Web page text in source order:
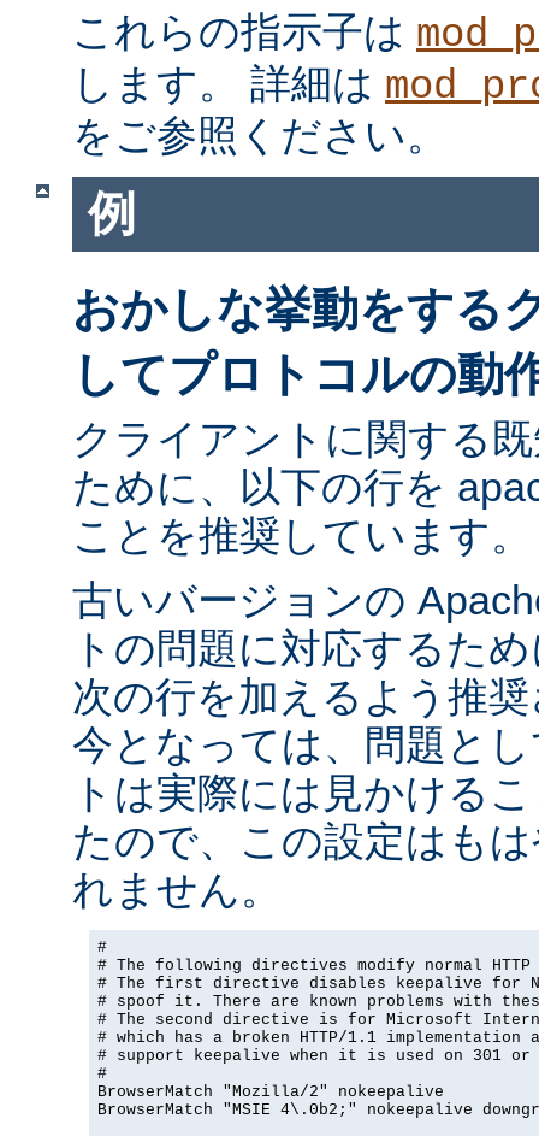
これらの指示子は
します。 詳細は
をご参照ください。
例
おかしな挙動をする
してプロトコルの動
クライアントに関する
ために、以下の行を
ことを推奨しています。
古いバージョンの
トの問題に対応するた
次の行を加えるよう推
今となっては、問題と
トは実際には見かける
たので、この設定はも
れません。
#
# The following directives modify normal HTTP
# The first directive disables keepalive for
# spoof it. There are known problems with
# The second directive is for Microsoft
# which has a broken HTTP/1.1 implementation
# support keepalive when it is used on 301
#
BrowserMatch "Mozilla/2" nokeepalive
BrowserMatch "MSIE 4\.0b2;" nokeepalive